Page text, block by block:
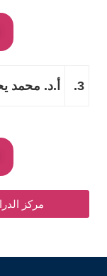
3. أ.د. محمد
مركز